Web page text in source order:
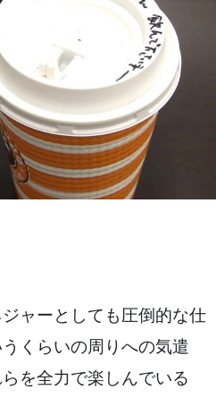
ャーとしても圧倒的な仕
くらいの周りへの気遣
を全力で楽しんでいる